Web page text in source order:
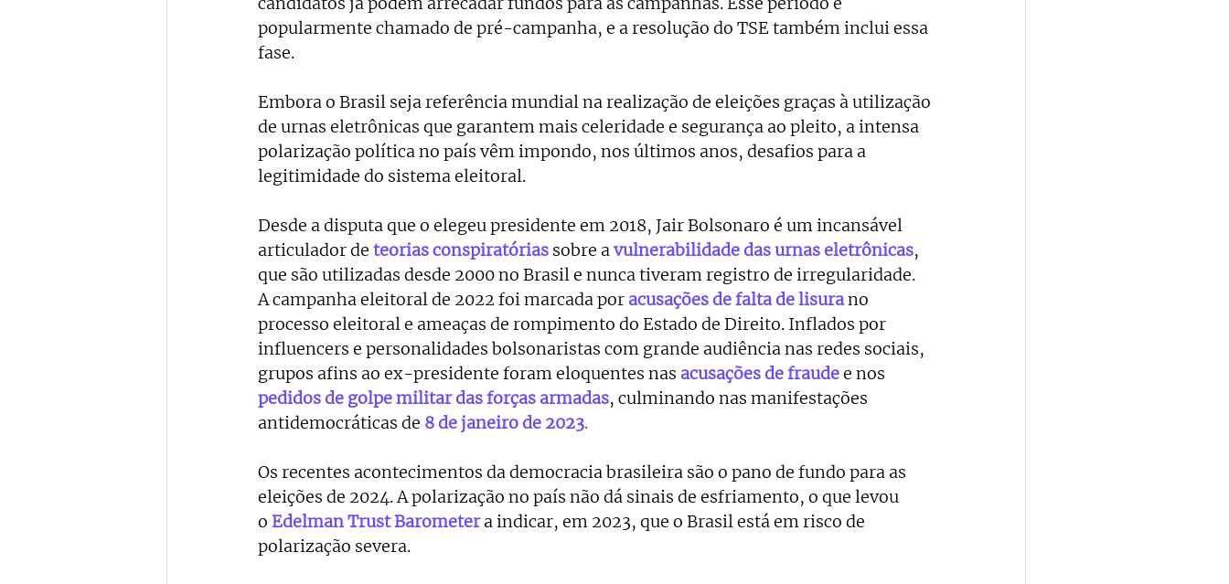
popularmente chamado de pré-campanha, e a resolução do TSE também inclui essa
fase.
Embora o Brasil seja referência mundial na realização de eleições graças à utilização
de urnas eletrônicas que garantem mais celeridade e segurança ao pleito, a intensa
polarização política no país vêm impondo, nos últimos anos, desafios para a
legitimidade do sistema eleitoral.
Desde a disputa que o elegeu presidente em 2018, Jair Bolsonaro é um incansável
articulador de teorias conspiratórias sobre a vulnerabilidade das urnas eletrônicas,
que são utilizadas desde 2000 no Brasil e nunca tiveram registro de irregularidade.
A campanha eleitoral de 2022 foi marcada por acusações de falta de lisura no
processo eleitoral e ameaças de rompimento do Estado de Direito. Inflados por
influencers e personalidades bolsonaristas com grande audiência nas redes sociais,
grupos afins ao ex-presidente foram eloquentes nas acusações de fraude e nos
pedidos de golpe militar das forças armadas, culminando nas manifestações
antidemocráticas de 8 de janeiro de 2023.
Os recentes acontecimentos da democracia brasileira são o pano de fundo para as
eleições de 2024. A polarização no país não dá sinais de esfriamento, o que levou
o Edelman Trust Barometer a indicar, em 2023, que o Brasil está em risco de
polarização severa.